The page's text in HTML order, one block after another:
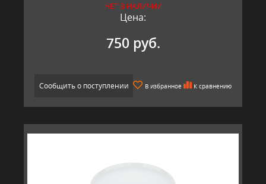
НЕТ В НАЛИЧИИ
Цена:
750 руб.
Сообщить о поступлении В избранное К сравнению